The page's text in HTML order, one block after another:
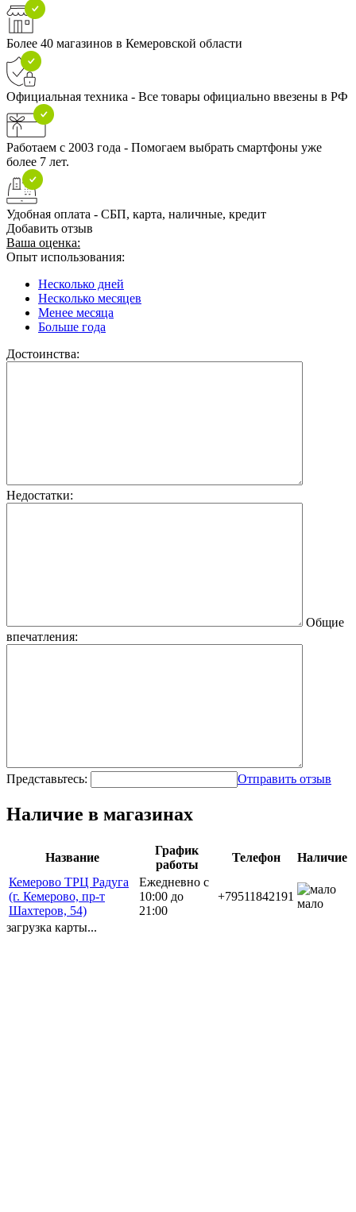
Более 40 магазинов в Кемеровской области
Официальная техника - Все товары официально ввезены в РФ
Работаем с 2003 года - Помогаем выбрать смартфоны уже
более 7 лет.
Удобная оплата - СБП, карта, наличные, кредит
Добавить отзыв
Ваша оценка:
Опыт использования:
Несколько дней
Несколько месяцев
Менее месяца
Больше года
Достоинства:
Недостатки:
Общие
впечатления:
Представьтесь: Отправить отзыв
Наличие в магазинах
Название
График
работы
Телефон
Наличие
Кемерово ТРЦ Радуга
(г. Кемерово, пр-т
Шахтеров, 54)
Ежедневно с
10:00 до
21:00
+79511842191
мало
загрузка карты...